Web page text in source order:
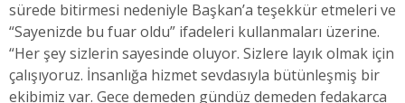
sürede bitirmesi nedeniyle Başkan’a teşekkür etmeleri ve
“Sayenizde bu fuar oldu” ifadeleri kullanmaları üzerine.
“Her şey sizlerin sayesinde oluyor. Sizlere layık olmak için
çalışıyoruz. İnsanlığa hizmet sevdasıyla bütünleşmiş bir
ekibimiz var. Gece demeden gündüz demeden fedakarca